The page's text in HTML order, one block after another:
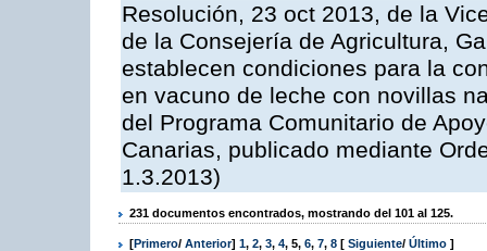
Resolución, 23 oct 2013, de la
de la Consejería de Agricultura,
establecen condiciones para la
en vacuno de leche con novillas
del Programa Comunitario de
Canarias, publicado mediante
1.3.2013)
231 documentos encontrados, mostrando del 101 al 125.
[Primero/ Anterior] 1, 2, 3, 4, 5, 6, 7, 8 [ Siguiente/ Último ]